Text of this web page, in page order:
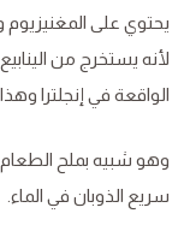
يحتوي على
لأنه يستخرج من
الواقعة في إنجلترا
وهو شبيه بملح
سريع الذوبان في الماء.